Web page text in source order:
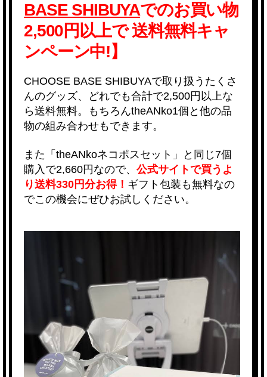
BASE SHIBUYAでのお買い物
2,500円以上で送料無料キャ
ンペーン中!】
CHOOSE BASE SHIBUYAで取り扱う たくさ
んのグッズ、どれでも合計で2,500円以上な
ら送料無料。もちろんtheANko1個と他の品
物の組み合わせもできます。
また「theANkoネコポスセット」と同じ7個
購入で2,660円なので、 公式サイトで買うよ
り送料330円分お得！ ギフト包装も無料なの
でこの機会にぜひお試しください。